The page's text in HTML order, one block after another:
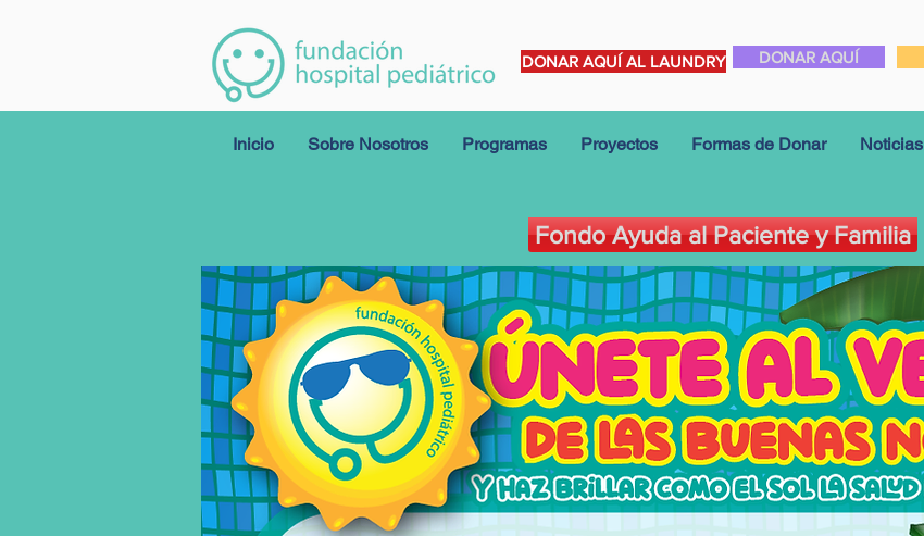
DONAR AQUÍ AL LAUNDRY DONAR AQUÍ
Inicio Sobre Nosotros Programas Proyectos Formas de Donar Noticias
Fondo Ayuda al Paciente y Familia